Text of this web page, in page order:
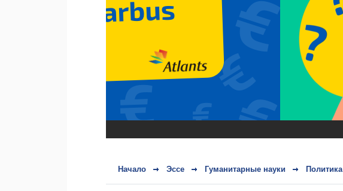
Начало Эссе Гуманитарные науки Политика